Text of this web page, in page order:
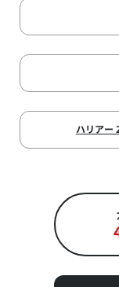
ハリアー